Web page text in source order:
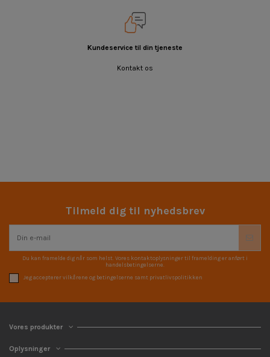
Kundeservice til din tjeneste
Kontakt os
Tilmeld dig til nyhedsbrev
Du kan framelde dig når som helst. Vores kontaktoplysninger til framelding er anført i
handelsbetingelserne.
Jeg accepterer vilkårene og betingelserne samt privatlivspolitikken
Vores produkter
Oplysninger